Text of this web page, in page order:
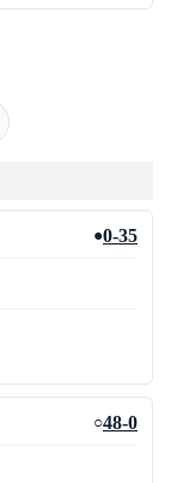
●0-35
○48-0